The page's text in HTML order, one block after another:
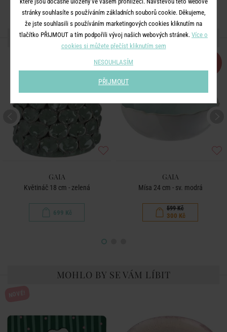
DALŠÍ PRODUKTY ZE SÉRIE
GAIA
Květináč 18 cm - zelená
699 Kč
BESTSELLER
GAIA
Mísa 24 cm - sv. modrá
599 Kč
300 Kč
MOHLO BY SE VÁM LÍBIT
stránky souhlasíte s používáním základních souborů cookie. Děkujeme,
že jste souhlasili s používáním marketingových cookies kliknutím na
tlačítko PŘIJMOUT a tím podpořili vývoj našich webových stránek. Více o
cookies si můžete přečíst kliknutím sem
NESOUHLASÍM
PŘIJMOUT